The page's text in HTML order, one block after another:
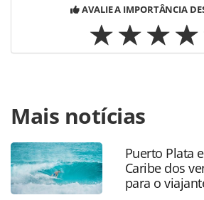
AVALIE A IMPORTÂNCIA
https://www.panrotas.com.br/guia-de-
ferias/luxo/2025/10/castilla-termal-
espanha-em-edificios-
ferramentas oferecidas na página.
produzido pela PANROTAS Editora é
legislação brasileira sobre direito
Mais notícias
Puerto Plata
Caribe dos
para o